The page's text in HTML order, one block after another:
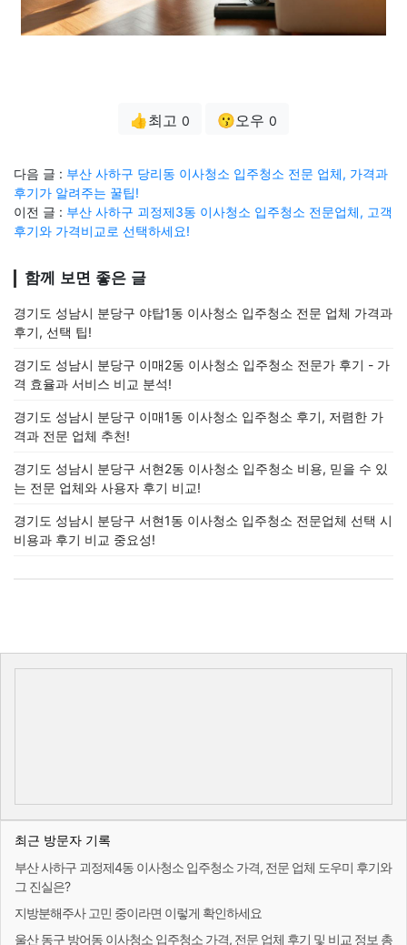
👍최고 0 😗오우 0
다음 글 : 부산 사하구 당리동 이사청소 입주청소 전문 업체, 가격과
후기가 알려주는 꿀팁!
이전 글 : 부산 사하구 괴정제3동 이사청소 입주청소 전문업체, 고객
후기와 가격비교로 선택하세요!
함께 보면 좋은 글
경기도 성남시 분당구 야탑1동 이사청소 입주청소 전문 업체 가격과
후기, 선택 팁!
경기도 성남시 분당구 이매2동 이사청소 입주청소 전문가 후기 - 가
격 효율과 서비스 비교 분석!
경기도 성남시 분당구 이매1동 이사청소 입주청소 후기, 저렴한 가
격과 전문 업체 추천!
경기도 성남시 분당구 서현2동 이사청소 입주청소 비용, 믿을 수 있
는 전문 업체와 사용자 후기 비교!
경기도 성남시 분당구 서현1동 이사청소 입주청소 전문업체 선택 시
비용과 후기 비교 중요성!
최근 방문자 기록
부산 사하구 괴정제4동 이사청소 입주청소 가격, 전문 업체 도우미 후기와
그 진실은?
지방분해주사 고민 중이라면 이렇게 확인하세요
울산 동구 방어동 이사청소 입주청소 가격, 전문 업체 후기 및 비교 정보 총